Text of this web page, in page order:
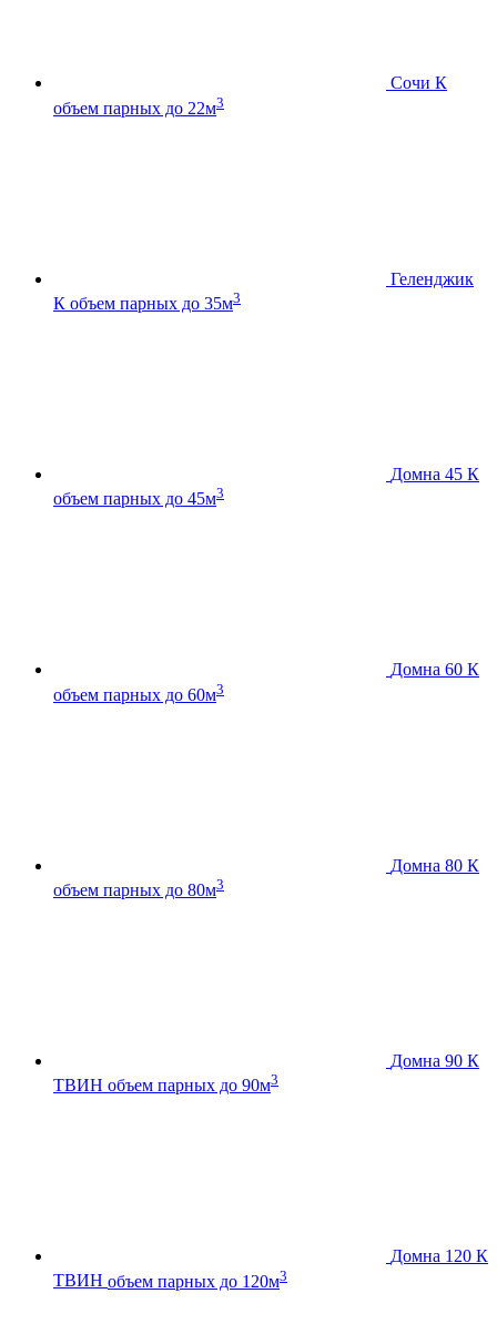
Сочи К
объем парных до 22м3
Геленджик
К объем парных до 35м3
Домна 45 К
объем парных до 45м3
Домна 60 К
объем парных до 60м3
Домна 80 К
объем парных до 80м3
Домна 90 К
ТВИН объем парных до 90м3
Домна 120 К
ТВИН объем парных до 120м3